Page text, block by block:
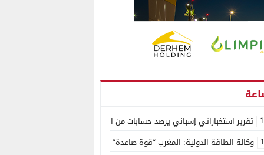
تقرير استخباراتي إسباني يرصد حسابات من الجزائر وأرقاما بـ”213+” ضمن حملة رقمية منظمة حرّضت على اقتحام سبتة
وكالة الطاقة الدولية: المغرب “قوة صاعدة” في سوق المعادن الاستراتيجية